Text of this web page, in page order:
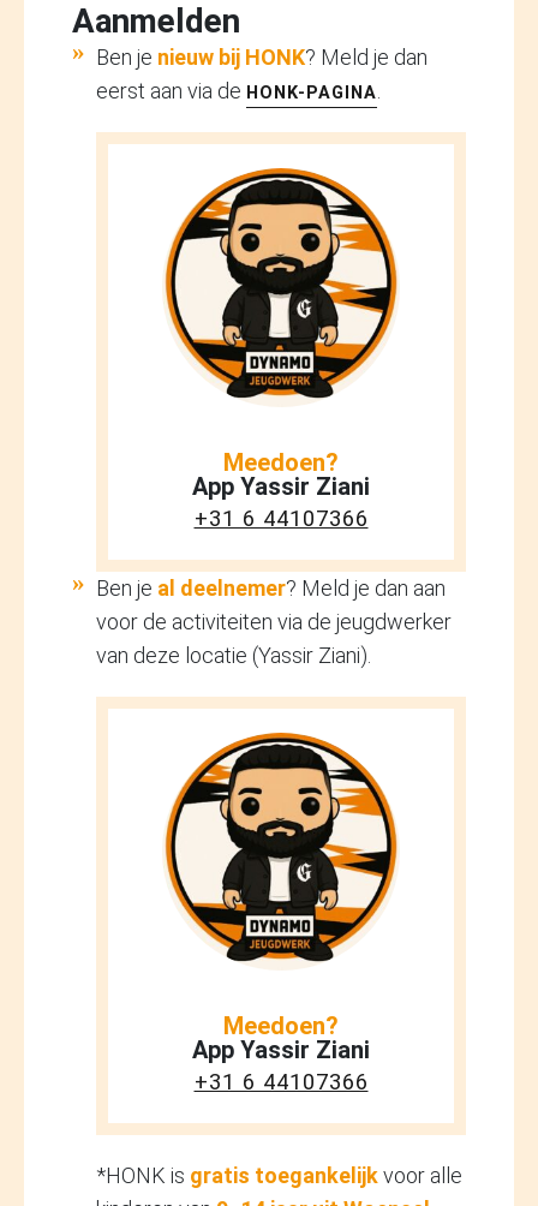
Aanmelden
Ben je nieuw bij HONK? Meld je dan
eerst aan via de HONK-PAGINA.
Meedoen?
App Yassir Ziani
+31 6 44107366
Ben je al deelnemer? Meld je dan aan
voor de activiteiten via de jeugdwerker
van deze locatie (Yassir Ziani).
Meedoen?
App Yassir Ziani
+31 6 44107366
*HONK is gratis toegankelijkvoor alle